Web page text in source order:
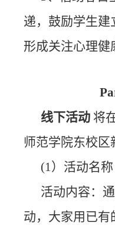
递，鼓励学生建
形成关注心理健
线下活动 将
师范学院东校区
(1）活动名称
活动内容：
动，大家用已有